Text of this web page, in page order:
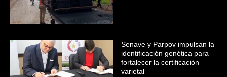
Senave y Parpov impulsan la
identificación genética para
fortalecer la certificación
varietal